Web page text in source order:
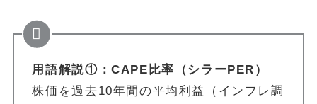
用語解説①：CAPE比率（シラーPER）
株価を過去10年間の平均利益（インフレ調